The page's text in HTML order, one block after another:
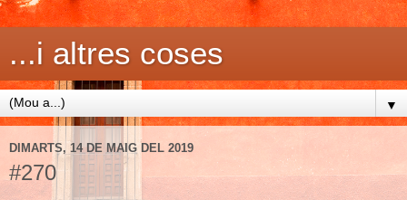
...i altres coses
▼
DIMARTS, 14 DE MAIG DEL 2019
#270